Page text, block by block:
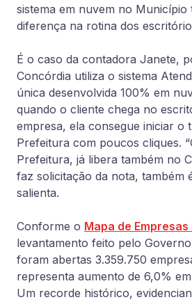
sistema em nuvem no Município
diferença na rotina dos
É o caso da contadora Janete,
Concórdia utiliza o sistema
única desenvolvida 100% em
quando o cliente chega no
empresa, ela consegue iniciar o
Prefeitura com poucos cliques.
Prefeitura, já libera também no
faz solicitação da nota, também
salienta.
Conforme o Mapa de Empresas
levantamento feito pelo
foram abertas 3.359.750
representa aumento de 6,0%
Um recorde histórico,